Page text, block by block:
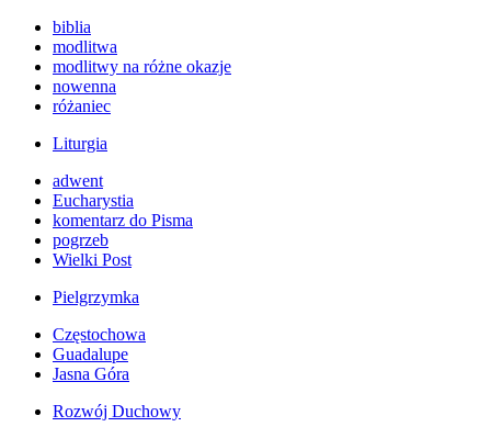
biblia
modlitwa
modlitwy na różne okazje
nowenna
różaniec
Liturgia
adwent
Eucharystia
komentarz do Pisma
pogrzeb
Wielki Post
Pielgrzymka
Częstochowa
Guadalupe
Jasna Góra
Rozwój Duchowy